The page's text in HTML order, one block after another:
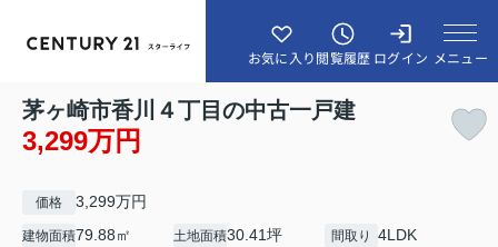
お気に入り閲覧履歴 ログイン メニュー
茅ヶ崎市香川４丁目の中古一戸建
3,299万円
価格 3,299万円
建物面積79.88㎡ 土地面積30.41坪
間取り 4LDK